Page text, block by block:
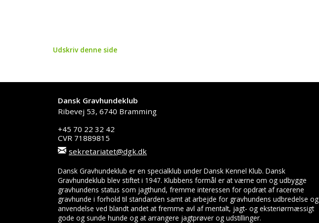
Udskriv denne side
Dansk Gravhundeklub
Ribevej 53, 6740 Bramming
+45 70 22 32 42
CVR 71889815
sekretariatet@dgk.dk
Dansk Gravhundeklub er en specialklub under Dansk Kennel Klub. Dansk
Gravhundeklub blev stiftet i 1947. Klubbens formål er at værne om og udbygge
gravhundens status som jagthund, fremme interessen for opdræt af racerene
gravhunde i forhold til standarden samt at arbejde for gravhundens udbredelse og
anvendelse ved blandt andet at fremme avl af mentalt, jagt- og eksteriørmæssigt
gode og sunde hunde og at arrangere jagtprøver og udstillinger.